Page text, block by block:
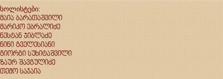
სოლისტები:
მაია ბარათაშვილი
მარიკო ებრალიძე
ნესტან ჯიბლაძე
ნინი გველესიანი
გიორგი სუხიტაშვილი
ზაურ შავგულიძე
თემო საჯაია